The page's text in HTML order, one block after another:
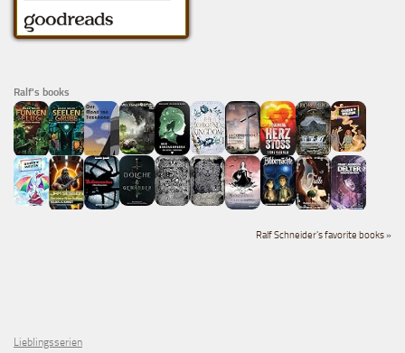
Ralf's books
Ralf Schneider's favorite books »
Lieblingsserien